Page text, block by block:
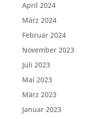
April 2024
März 2024
Februar 2024
November 2023
Juli 2023
Mai 2023
März 2023
Januar 2023